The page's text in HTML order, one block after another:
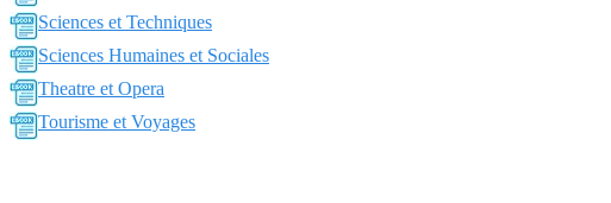
Sciences et Techniques
Sciences Humaines et Sociales
Theatre et Opera
Tourisme et Voyages